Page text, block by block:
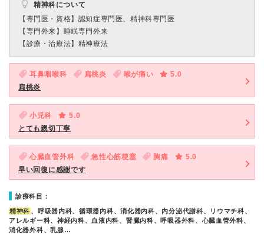
精神科について
【専門医・資格】 認知症専門医、精神科専門医
【専門外来】 睡眠専門外来
【診療・治療法】 精神療法
耳鼻咽喉科 扁桃炎 喉が痛い
5.0
扁桃炎
小児科
5.0
とても親切丁寧
心臓血管外科 急性心筋梗塞 胸痛
5.0
早い回復に感謝です
診療科目：
精神科 、呼吸器内科、循環器内科、消化器内科、内分泌代謝科、リウマチ科、
アレルギー科、神経内科、血液内科、腎臓内科、呼吸器外科、心臓血管外科、
消化器外科、乳腺…